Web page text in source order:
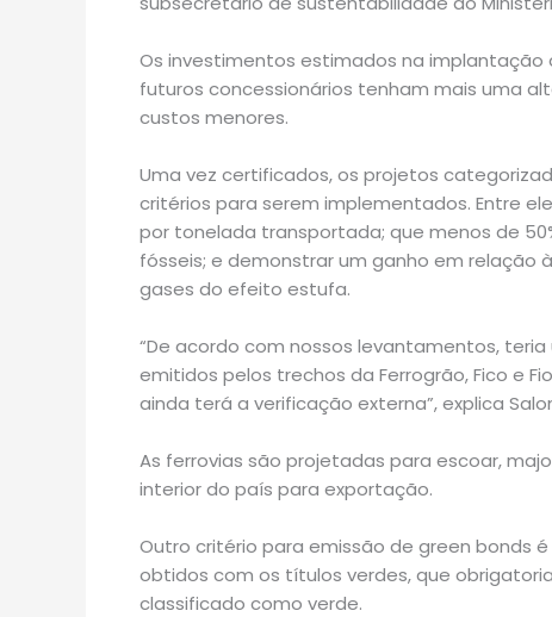
Os investimentos estimados na implantação
futuros concessionários tenham mais uma
custos menores.
Uma vez certificados, os projetos
critérios para serem implementados. Entre
por tonelada transportada; que menos de
fósseis; e demonstrar um ganho em relação
gases do efeito estufa.
“De acordo com nossos levantamentos,
emitidos pelos trechos da Ferrogrão, Fico e
ainda terá a verificação externa”, explica
As ferrovias são projetadas para escoar,
interior do país para exportação.
Outro critério para emissão de green bonds
obtidos com os títulos verdes, que
classificado como verde.